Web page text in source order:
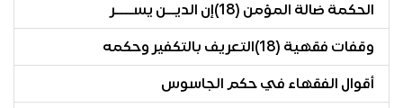
الحكمة ضالة المؤمن (18)إن الديــن يســــر
وقفات فقهية (18)التعريف بالتكفير وحكمه
أقوال الفقهاء في حكم الجاسوس